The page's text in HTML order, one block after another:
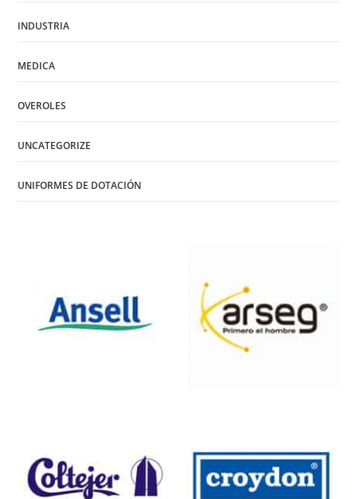
INDUSTRIA
MEDICA
OVEROLES
UNCATEGORIZE
UNIFORMES DE DOTACIÓN